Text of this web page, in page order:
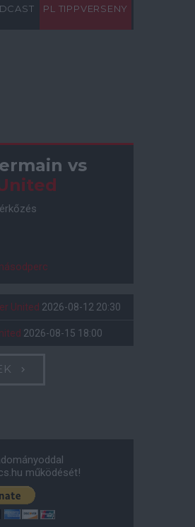
PL TIPPVERSENY
vs
United 2026-08-12 20:30
2026-08-15 18:00
működését!